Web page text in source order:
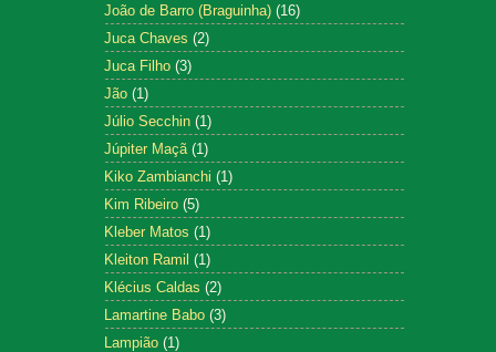
João de Barro (Braguinha) (16)
Juca Chaves (2)
Juca Filho (3)
Jão (1)
Júlio Secchin (1)
Júpiter Maçã (1)
Kiko Zambianchi (1)
Kim Ribeiro (5)
Kleber Matos (1)
Kleiton Ramil (1)
Klécius Caldas (2)
Lamartine Babo (3)
Lampião (1)